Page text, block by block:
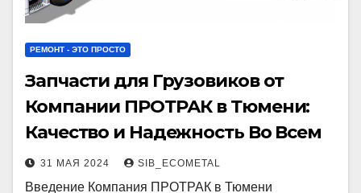
РЕМОНТ - ЭТО ПРОСТО
Запчасти для Грузовиков от
Компании ПРОТРАК в Тюмени:
Качество и Надежность Во Всем
31 МАЯ 2024 SIB_ECOMETAL
Введение Компания ПРОТРАК в Тюмени